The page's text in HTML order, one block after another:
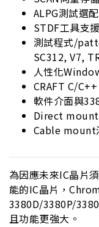
ALPG測試選
STDF工具支援
測試程式/
SC312, V7,
人性化
CRAFT C/
軟件介面與
Direct mount
Cable mount
為因應未來IC晶片
能的IC晶片，
3380D/3380P/
且功能更強大。